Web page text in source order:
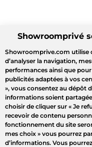
Showroomprivé
Showroomprive.com utilise
d’analyser la navigation,
performances ainsi que
publicités adaptées à vos
», vous consentez au dépôt
informations soient
choisir de cliquer sur « Je
recevoir de contenu
fonctionnement du site
mes choix » vous pourrez
d’informations. Vous